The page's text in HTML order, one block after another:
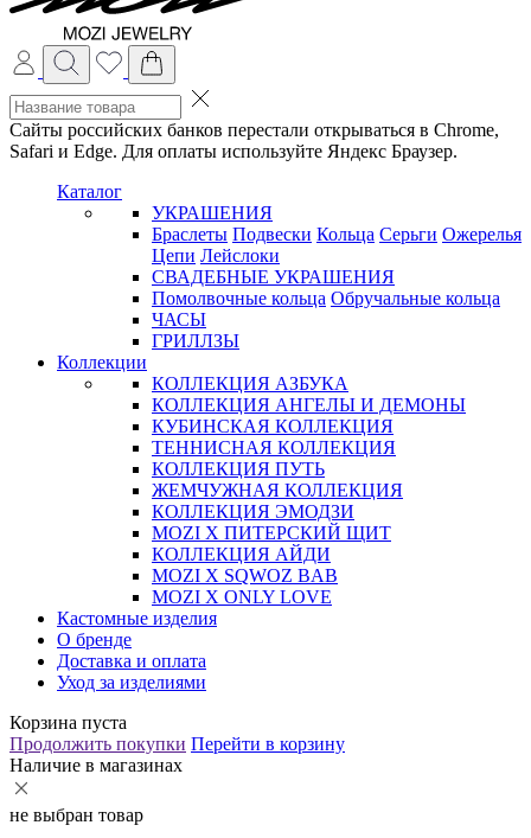
Сайты российских банков перестали открываться в Chrome,
Safari и Edge. Для оплаты используйте Яндекс Браузер.
Каталог
УКРАШЕНИЯ
Браслеты Подвески Кольца Серьги Ожерелья
Цепи Лейслоки
СВАДЕБНЫЕ УКРАШЕНИЯ
Помолвочные кольца Обручальные кольца
ЧАСЫ
ГРИЛЛЗЫ
Коллекции
КОЛЛЕКЦИЯ АЗБУКА
КОЛЛЕКЦИЯ АНГЕЛЫ И ДЕМОНЫ
КУБИНСКАЯ КОЛЛЕКЦИЯ
ТЕННИСНАЯ КОЛЛЕКЦИЯ
КОЛЛЕКЦИЯ ПУТЬ
ЖЕМЧУЖНАЯ КОЛЛЕКЦИЯ
КОЛЛЕКЦИЯ ЭМОДЗИ
MOZI X ПИТЕРСКИЙ ЩИТ
КОЛЛЕКЦИЯ АЙДИ
MOZI X SQWOZ BAB
MOZI X ONLY LOVE
Кастомные изделия
О бренде
Доставка и оплата
Уход за изделиями
Корзина пуста
Продолжить покупки Перейти в корзину
Наличие в магазинах
не выбран товар